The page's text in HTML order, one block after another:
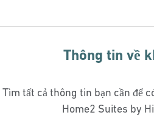
Thông tin về
Tìm tất cả thông tin bạn cần để
Home2 Suites by